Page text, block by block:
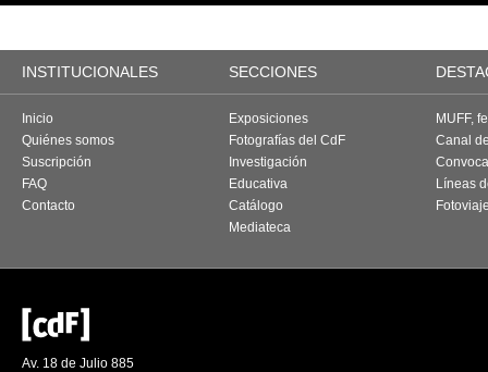
INSTITUCIONALES SECCIONES
Inicio
Quiénes somos
Suscripción
FAQ
Contacto
Exposiciones
Fotografías del CdF
Investigación
Educativa
Catálogo
Mediateca
MUFF,
Canal
Líneas
Av. 18 de Julio 885